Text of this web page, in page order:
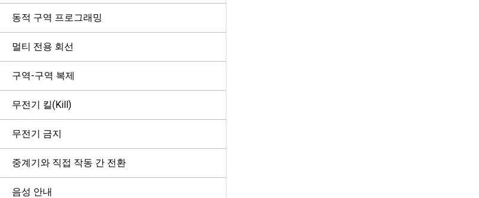
동적 구역 프로그래밍
멀티 전용 회선
구역-구역 복제
무전기 킬(Kill)
무전기 금지
중계기와 직접 작동 간 전환
음성 안내